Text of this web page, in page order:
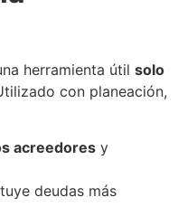
herramienta útil solo
con planeación,
acreedores y
deudas más